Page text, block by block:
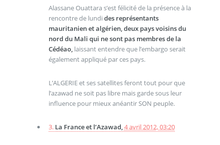
Alassane Ouattara s’est félicité de la présence à la
rencontre de lundi des représentants
mauritanien et algérien, deux pays voisins du
nord du Mali qui ne sont pas membres de la
Cédéao,laissant entendre que l’embargo serait
également appliqué par ces pays.
L’ALGERIE et ses satellites feront tout pour que
l’azawad ne soit pas libre mais garde sous leur
influence pour mieux anéantir SON peuple.
3. La France et l’Azawad,4 avril 2012, 03:20